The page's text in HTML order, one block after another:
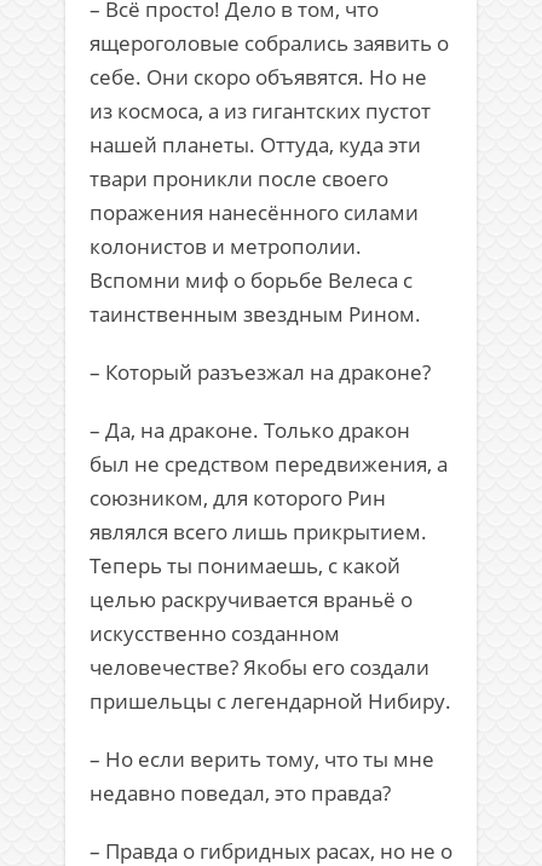
– Всё просто! Дело в том, что
ящероголовые собрались заявить о
себе. Они скоро объявятся. Но не
из космоса, а из гигантских пустот
нашей планеты. Оттуда, куда эти
твари проникли после своего
поражения нанесённого силами
колонистов и метрополии.
Вспомни миф о борьбе Велеса с
таинственным звездным Рином.
– Который разъезжал на драконе?
– Да, на драконе. Только дракон
был не средством передвижения, а
союзником, для которого Рин
являлся всего лишь прикрытием.
Теперь ты понимаешь, с какой
целью раскручивается враньё о
искусственно созданном
человечестве? Якобы его создали
пришельцы с легендарной Нибиру.
– Но если верить тому, что ты мне
недавно поведал, это правда?
– Правда о гибридных расах, но не о